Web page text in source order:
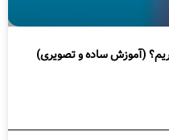
(آموزش ساده و تصویری)